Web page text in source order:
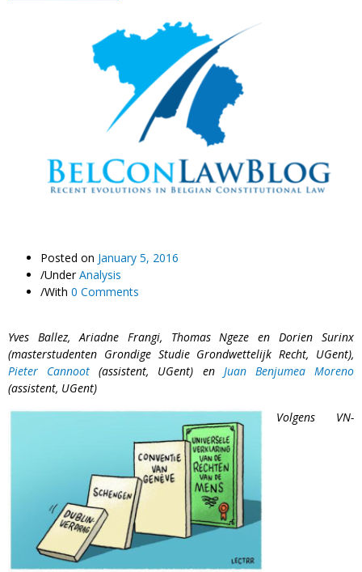
Posted on January 5, 2016
/UnderAnalysis
/With 0 Comments
Yves Ballez, Ariadne Frangi, Thomas Ngeze en Dorien Surinx
(masterstudenten Grondige Studie Grondwettelijk Recht, UGent),
Pieter Cannoot (assistent, UGent) en Juan Benjumea Moreno
(assistent, UGent)
Volgens VN-